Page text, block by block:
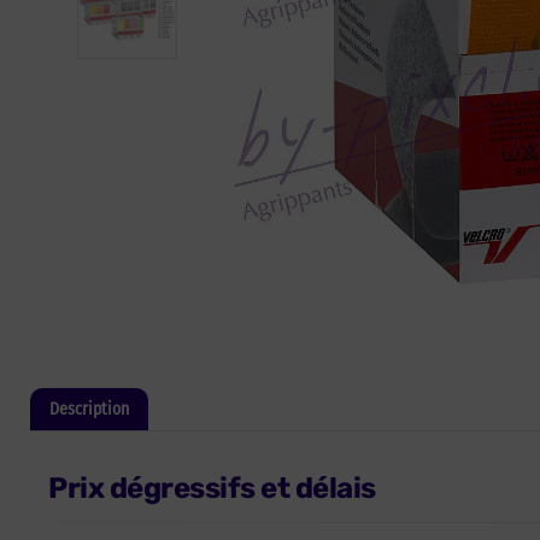
Description
Prix dégressifs et délais